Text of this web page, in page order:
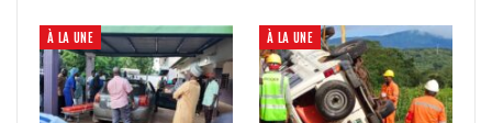
À LA UNE À LA UNE